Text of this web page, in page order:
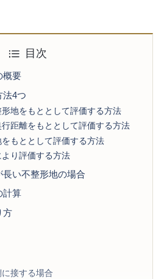
目次
概要
法4つ
地をもととして評価する方法
距離をもととして評価する方法
もととして評価する方法
り評価する方法
い不整形地の場合
計算
方
接する場合